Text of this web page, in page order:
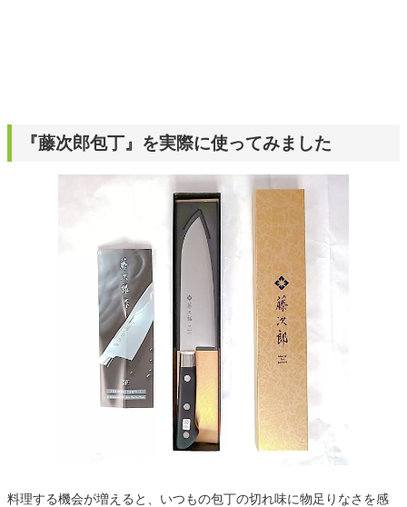
『藤次郎包丁』を実際に使ってみました
料理する機会が増えると、いつもの包丁の切れ味に物足りなさを感